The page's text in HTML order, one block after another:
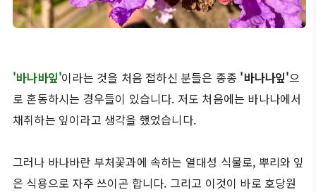
'바나바잎'이라는 것을 처음 접하신 분들은 종종 '바나나잎'으
로 혼동하시는 경우들이 있습니다. 저도 처음에는 바나나에서
채취하는 잎이라고 생각을 했었습니다.
그러나 바나바란 부처꽃과에 속하는 열대성 식물로, 뿌리와 잎
은 식용으로 자주 쓰이곤 합니다. 그리고 이것이 바로 호당원